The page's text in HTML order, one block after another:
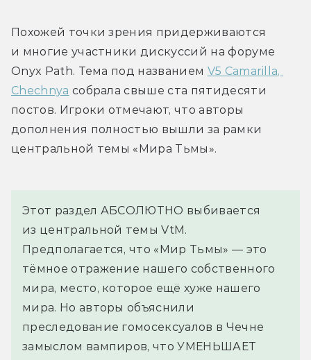
Похожей точки зрения придерживаются
и многие участники дискуссий на форуме
Onyx Path. Тема под названием V5 Camarilla,
Chechnya собрала свыше ста пятидесяти
постов. Игроки отмечают, что авторы
дополнения полностью вышли за рамки
центральной темы «Мира Тьмы».
Этот раздел АБСОЛЮТНО выбивается
из центральной темы VtM.
Предполагается, что «Мир Тьмы» — это
тёмное отражение нашего собственного
мира, место, которое ещё хуже нашего
мира. Но авторы объяснили
преследование гомосексуалов в Чечне
замыслом вампиров, что УМЕНЬШАЕТ